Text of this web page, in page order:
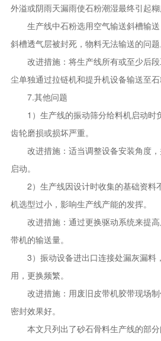
外溢或阴雨天漏雨使石粉潮湿最终引起糊
生产线中石粉选用空气输送斜槽输送
斜槽透气层被封死，物料无法输送的问题
改进措施：将生产线所有或至少后段
尘单独通过拉链机和提升机设备输送至石
7.其他问题
1）生产线的振动筛分给料机启动时
齿轮磨损或损坏严重。
改进措施：适当调整设备安装角度，
启动。
2）生产线因设计时收集的基础资料
机选型过小，影响生产线产能的发挥。
改进措施：通过更换驱动系统来提高
带机的输送量。
3）振动设备进出口连接处漏灰漏料
用，更换频繁。
改进措施：用废旧皮带机胶带现场制
密封效果好。
本文只列出了砂石骨料生产线的部分